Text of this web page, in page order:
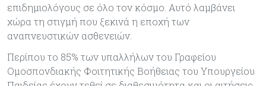
επιδημιολόγους σε όλο τον κόσμο. Αυτό λαμβάνει
χώρα τη στιγμή που ξεκινά η εποχή των
αναπνευστικών ασθενειών.
Περίπου το 85% των υπαλλήλων του Γραφείου
Ομοσπονδιακής Φοιτητικής Βοήθειας του Υπουργείου